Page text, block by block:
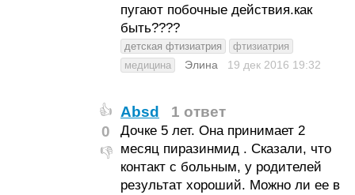
пугают побочные действия.как
быть????
детская фтизиатрия
фтизиатрия
медицина
Элина 19 дек 2016 19:32
👍
0
👎
Absd 1 ответ
Дочке 5 лет. Она принимает 2
месяц пиразинмид . Сказали, что
контакт с больным, у родителей
результат хороший. Можно ли ее в